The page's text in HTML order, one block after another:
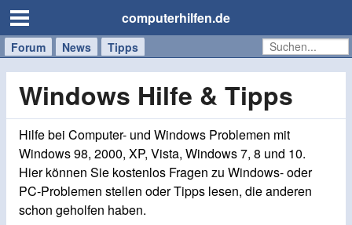
computerhilfen.de
Forum News Tipps
Handy
Windows
Mac
Windows Hilfe & Tipps
Hilfe bei Computer- und Windows Problemen mit
Windows 98, 2000, XP, Vista, Windows 7, 8 und 10.
Hier können Sie kostenlos Fragen zu Windows- oder
PC-Problemen stellen oder Tipps lesen, die anderen
schon geholfen haben.